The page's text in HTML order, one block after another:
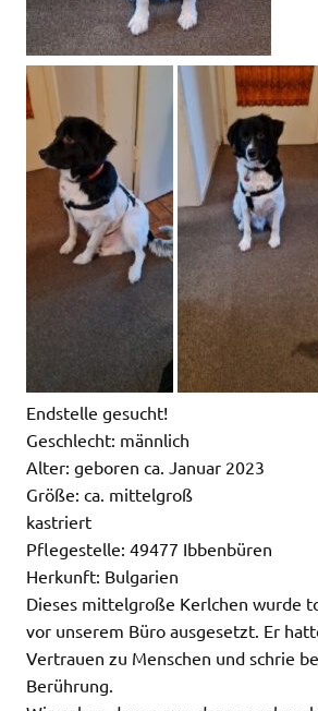
Endstelle gesucht!
Geschlecht: männlich
Alter: geboren ca. Januar 2023
Größe: ca. mittelgroß
kastriert
Pflegestelle: 49477 Ibbenbüren
Herkunft: Bulgarien
Dieses mittelgroße Kerlchen wurde
vor unserem Büro ausgesetzt. Er
Vertrauen zu Menschen und schrie
Berührung.